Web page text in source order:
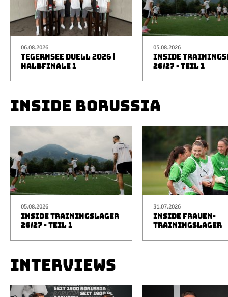
06.08.2026
TEGERNSEE DUELL 2026 |
HALBFINALE 1
05.08.2026
INSIDE
26/27 - TEIL 1
INSIDE BORUSSIA
05.08.2026
INSIDE TRAININGSLAGER
26/27 - TEIL 1
31.07.2026
INSIDE FRAUEN-
TRAININGSLAGER
INTERVIEWS